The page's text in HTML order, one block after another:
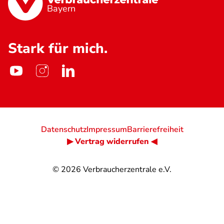
Bayern
Stark für mich.
© 2026 Verbraucherzentrale e.V.
DatenschutzImpressumBarrierefreiheit
▶ Vertrag widerrufen ◀